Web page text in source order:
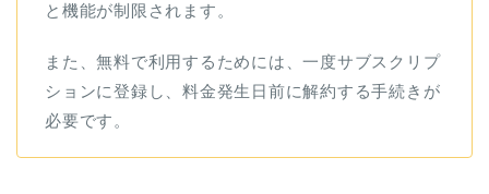
と機能が制限されます。
また、無料で利用するためには、一度サブスクリプ
ションに登録し、料金発生日前に解約する手続きが
必要です。